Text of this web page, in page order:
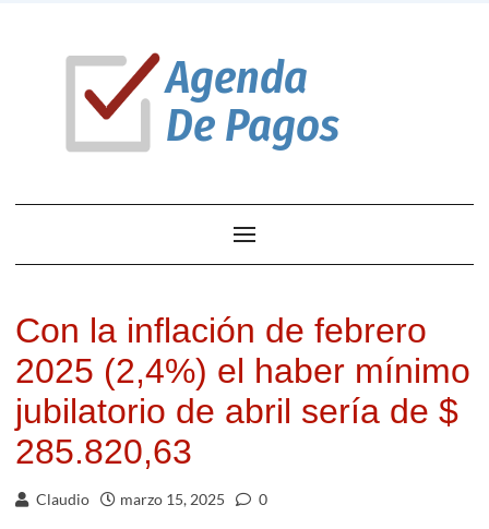
Con la inflación de febrero
2025 (2,4%) el haber mínimo
jubilatorio de abril sería de $
285.820,63
Claudio marzo 15, 2025 0